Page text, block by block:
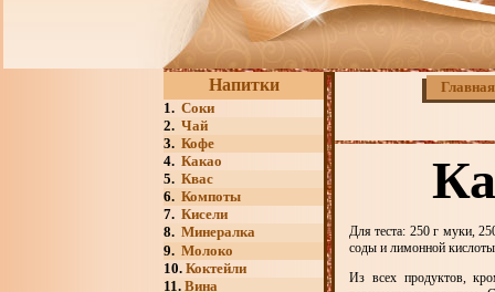
Напитки
1. Соки
2. Чай
3. Кофе
4. Какао
5. Квас
6. Компоты
7. Кисели
8. Минералка
9. Молоко
10. Коктейли
11. Вина
Главная
Для теста: 250 г муки,
соды и лимонной
Из всех продуктов,